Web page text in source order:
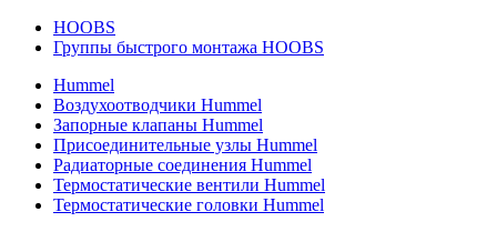
HOOBS
Группы быстрого монтажа HOOBS
Hummel
Воздухоотводчики Hummel
Запорные клапаны Hummel
Присоединительные узлы Hummel
Радиаторные соединения Hummel
Термостатические вентили Hummel
Термостатические головки Hummel